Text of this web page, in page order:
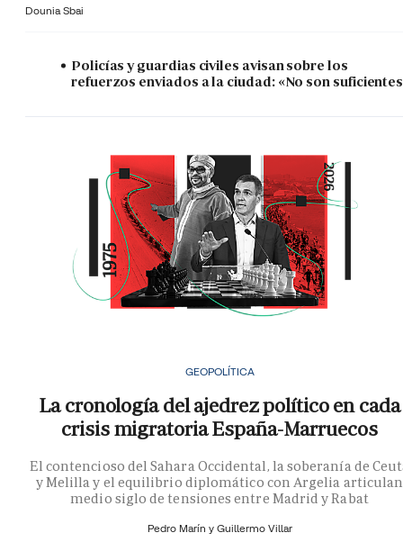
Dounia Sbai
Policías y guardias civiles avisan sobre los
refuerzos enviados a la ciudad: «No son
GEOPOLÍTICA
La cronología del ajedrez político en cada
crisis migratoria España-Marruecos
El contencioso del Sahara Occidental, la soberanía de
y Melilla y el equilibrio diplomático con Argelia articulan
medio siglo de tensiones entre Madrid y Rabat
Pedro Marín y Guillermo Villar